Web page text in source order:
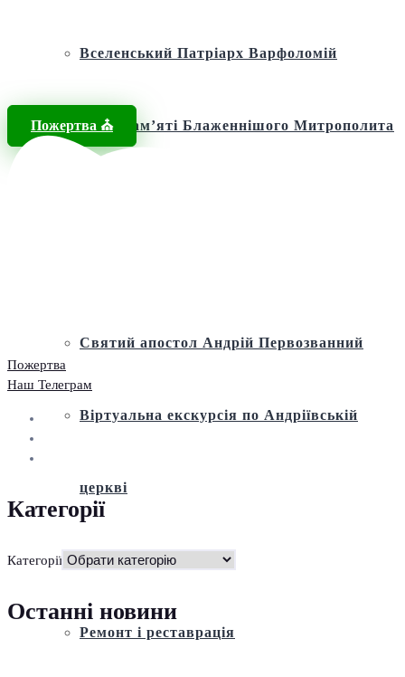
Вселенський Патріарх Варфоломій
Фонд пам’яті Блаженнішого Митрополита
Святий апостол Андрій Первозванний
Віртуальна екскурсія по Андріївській
церкві
Історія
Ремонт і реставрація
Пожертва ⛪️
Пожертва
Наш Телеграм
Категорії
Категорії
Останні новини